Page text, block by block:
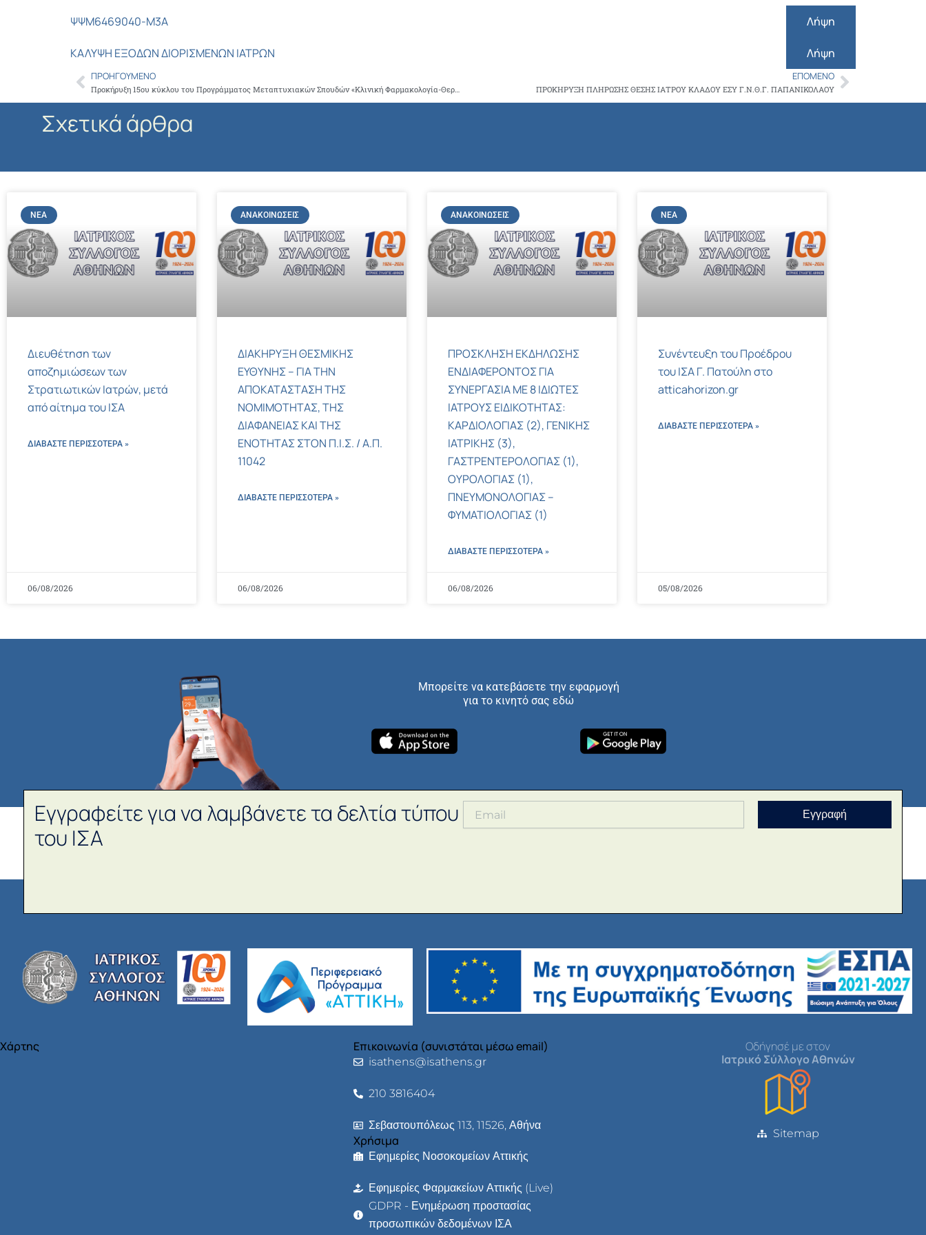
ΨΨΜ6469040-Μ3Α Λήψη
ΚΑΛΥΨΗ ΕΞΟΔΩΝ ΔΙΟΡΙΣΜΕΝΩΝ ΙΑΤΡΩΝ Λήψη
Prev
ΠΡΟΗΓΟΎΜΕΝΟ ΕΠΌΜΕΝΟ
ΠΡΟΚΗΡΥΞΗ ΠΛΗΡΩΣΗΣ ΘΕΣΗΣ ΙΑΤΡΟΥ ΚΛΑΔΟΥ ΕΣΥ Γ.Ν.Θ.Γ. ΠΑΠΑΝΙΚΟΛΑΟΥNext
Σχετικά άρθρα
ΝΈΑ
Διευθέτηση των
αποζημιώσεων των
Στρατιωτικών Ιατρών, μετά
από αίτημα του ΙΣΑ
ΔΙΑΒΑΣΤΕ ΠΕΡΙΣΣΌΤΕΡΑ »
06/08/2026
ΑΝΑΚΟΙΝΏΣΕΙΣ
ΔΙΑΚΗΡΥΞΗ ΘΕΣΜΙΚΗΣ
ΕΥΘΥΝΗΣ – ΓΙΑ ΤΗΝ
ΑΠΟΚΑΤΑΣΤΑΣΗ ΤΗΣ
ΝΟΜΙΜΟΤΗΤΑΣ, ΤΗΣ
ΔΙΑΦΑΝΕΙΑΣ ΚΑΙ ΤΗΣ
ΕΝΟΤΗΤΑΣ ΣΤΟΝ Π.Ι.Σ. / Α.Π.
11042
ΔΙΑΒΑΣΤΕ ΠΕΡΙΣΣΌΤΕΡΑ »
06/08/2026
ΑΝΑΚΟΙΝΏΣΕΙΣ
ΠΡΟΣΚΛΗΣΗ ΕΚΔΗΛΩΣΗΣ
ΕΝΔΙΑΦΕΡΟΝΤΟΣ ΓΙΑ
ΣΥΝΕΡΓΑΣΙΑ ΜΕ 8 ΙΔΙΩΤΕΣ
ΙΑΤΡΟΥΣ ΕΙΔΙΚΟΤΗΤΑΣ:
ΚΑΡΔΙΟΛΟΓΙΑΣ (2), ΓΕΝΙΚΗΣ
ΙΑΤΡΙΚΗΣ (3),
ΓΑΣΤΡΕΝΤΕΡΟΛΟΓΙΑΣ (1),
ΟΥΡΟΛΟΓΙΑΣ (1),
ΠΝΕΥΜΟΝΟΛΟΓΙΑΣ –
ΦΥΜΑΤΙΟΛΟΓΙΑΣ (1)
ΔΙΑΒΑΣΤΕ ΠΕΡΙΣΣΌΤΕΡΑ »
06/08/2026
ΝΈΑ
Συνέντευξη του Προέδρου
του ΙΣΑ Γ. Πατούλη στο
atticahorizon.gr
ΔΙΑΒΑΣΤΕ ΠΕΡΙΣΣΌΤΕΡΑ »
05/08/2026
Μπορείτε να κατεβάσετε την εφαρμογή
για το κινητό σας εδώ
Εγγραφείτε για να λαμβάνετε τα δελτία τύπου
του ΙΣΑ
Εγγραφή
Χάρτης Επικοινωνία (συνιστάται μέσω email)
isathens@isathens.gr
210 3816404
Σεβαστουπόλεως 113, 11526, Αθήνα
Χρήσιμα
Εφημερίες Νοσοκομείων Αττικής
Εφημερίες Φαρμακείων Αττικής (Live)
GDPR - Ενημέρωση προστασίας
προσωπικών δεδομένων ΙΣΑ
Οδήγησέ με στον
Ιατρικό Σύλλογο Αθηνών
Sitemap